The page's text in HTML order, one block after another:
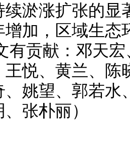
续淤涨扩张的显
增加，区域生态
有贡献：邓天
王悦、黄兰、陈
、姚望、郭若水
张朴丽）